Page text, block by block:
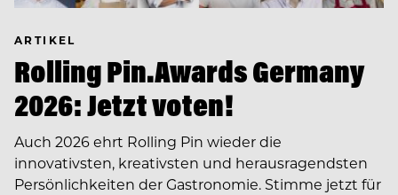
ARTIKEL
Rolling Pin.Awards Germany
2026: Jetzt voten!
Auch 2026 ehrt Rolling Pin wieder die
innovativsten, kreativsten und herausragendsten
Persönlichkeiten der Gastronomie. Stimme jetzt für